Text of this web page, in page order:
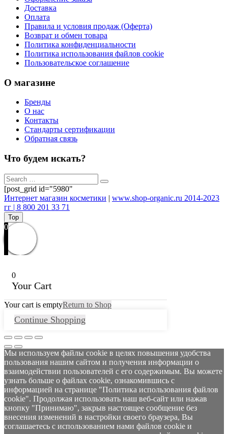
Доставка
Оплата
Правила и условия продаж (Оферта)
Возврат и обмен товара
Политика конфиденциальности
Политика использования файлов cookie
Пользовательское соглашение
О магазине
Бренды
О нас
Контакты
Стандарты сертификации
Обратная связь
Что будем искать?
[post_grid id="5980"
Интернет магазин косметики | www.shop-organic.ru 2014-2023
гг | 8 800 201 33 71
Top
0
0
Your Cart
Your cart is emptyReturn to Shop
Continue Shopping
Мы используем файлы cookie в целях повышения удобства
пользования нашим сайтом и получения информации о
взаимодействии пользователей с его содержимым. Вы можете
узнать больше о файлах cookie, ознакомившись с
информацией на странице "Политика использования файлов
cookie". Продолжая использовать наш веб-сайт или нажав
кнопку "Принимаю", закрыв настоящее сообщение без
внесения изменений в настройки своего браузера, Вы
соглашаетесь с использованием нами файлов cookie и